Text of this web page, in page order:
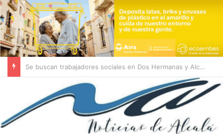
El diésel más caro de España se vende en una gasolinera de Alcalá